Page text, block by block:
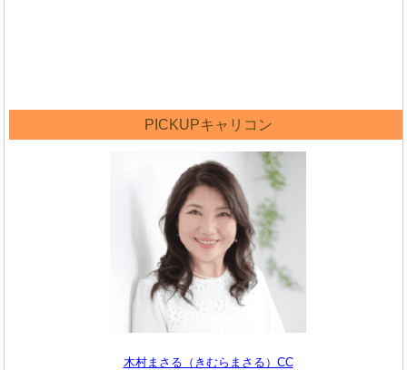
PICKUPキャリコン
木村まさる（きむらまさる）CC